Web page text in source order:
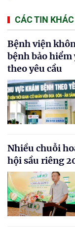
CÁC TIN KHÁC
Bệnh viện
bệnh bảo
theo yêu cầu
Nhiều chuỗi
hội sầu riêng